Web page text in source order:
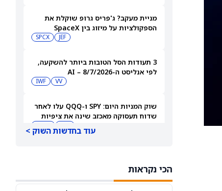
מניית מעקב? ג'פריס גרופ שוקלת את
הספקולציות על מיזוג בין SpaceX
JEF
SPCX
3 תעודות הסל הטובות ביותר להשקעה,
לפי אנליסט ה-AI – 8/7/2026
VV
IWF
שוק המניות היום: SPY ו-QQQ עלו לאחר
שדוח תעסוקה מאכזב שינה את ציפיות
עוד בחדשות השוק >
הכי נקראות